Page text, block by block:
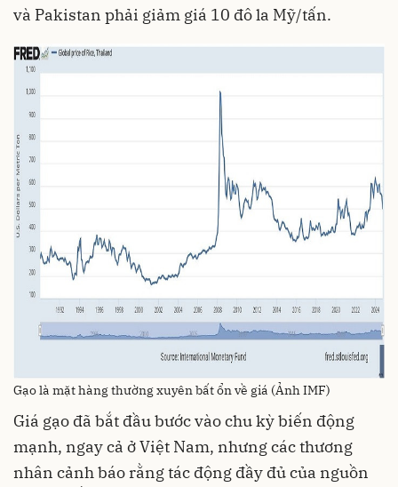
và Pakistan phải giảm giá 10 đô la Mỹ/tấn.
Gạo là mặt hàng thường xuyên bất ổn về giá (Ảnh IMF)
Giá gạo đã bắt đầu bước vào chu kỳ biến động
mạnh, ngay cả ở Việt Nam, nhưng các thương
nhân cảnh báo rằng tác động đầy đủ của nguồn